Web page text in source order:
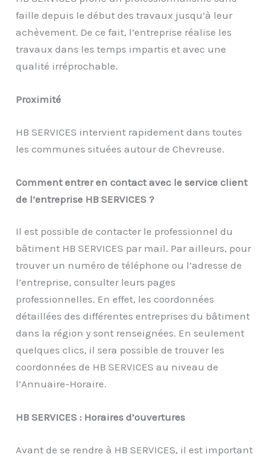
faille depuis le début des travaux jusqu’à leur
achèvement. De ce fait, l’entreprise réalise les
travaux dans les temps impartis et avec une
qualité irréprochable.
Proximité
HB SERVICES intervient rapidement dans toutes
les communes situées autour de Chevreuse.
Comment entrer en contact avec le service client
de l’entreprise HB SERVICES ?
Il est possible de contacter le professionnel du
bâtiment HB SERVICES par mail. Par ailleurs, pour
trouver un numéro de téléphone ou l’adresse de
l’entreprise, consulter leurs pages
professionnelles. En effet, les coordonnées
détaillées des différentes entreprises du bâtiment
dans la région y sont renseignées. En seulement
quelques clics, il sera possible de trouver les
coordonnées de HB SERVICES au niveau de
l’Annuaire-Horaire.
HB SERVICES : Horaires d’ouvertures
Avant de se rendre à HB SERVICES, il est important